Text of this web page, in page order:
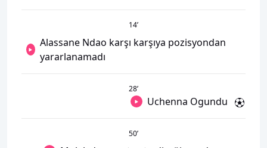
14’
Alassane Ndao karşı karşıya pozisyondan
yararlanamadı
28’
Uchenna Ogundu
50’